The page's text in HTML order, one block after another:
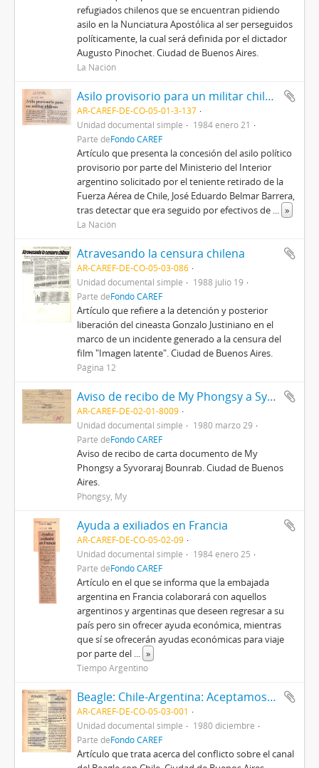
refugiados chilenos que se encuentran pidiendo
asilo en la Nunciatura Apostólica al ser perseguidos
políticamente, la cual será definida por el dictador
Augusto Pinochet. Ciudad de Buenos Aires.
La Nación
Asilo provisorio para un militar chileno
AR-CAREF-DE-CO-05-01-3-137
Unidad documental simple
1984 enero 21
Parte deFondo CAREF
Artículo que presenta la concesión del asilo político
provisorio por parte del Ministerio del Interior
argentino solicitado por el teniente retirado de la
Fuerza Aérea de Chile, José Eduardo Belmar Barrera,
tras detectar que era seguido por efectivos de ... »
La Nación
Atravesando la censura chilena
AR-CAREF-DE-CO-05-03-086
Unidad documental simple
1988 julio 19
Parte deFondo CAREF
Artículo que refiere a la detención y posterior
liberación del cineasta Gonzalo Justiniano en el
marco de un incidente generado a la censura del
film "Imagen latente". Ciudad de Buenos Aires.
Página 12
Aviso de recibo de My Phongsy a Syvoraraj Bounrab
AR-CAREF-DE-02-01-8009
Unidad documental simple
1980 marzo 29
Parte deFondo CAREF
Aviso de recibo de carta documento de My
Phongsy a Syvoraraj Bounrab. Ciudad de Buenos
Aires.
Phongsy, My
Ayuda a exiliados en Francia
AR-CAREF-DE-CO-05-02-09
Unidad documental simple
1984 enero 25
Parte deFondo CAREF
Artículo en el que se informa que la embajada
argentina en Francia colaborará con aquellos
argentinos y argentinas que deseen regresar a su
país pero sin ofrecer ayuda económica, mientras
que sí se ofrecerán ayudas económicas para viaje
por parte del ... »
Tiempo Argentino
Beagle: Chile-Argentina: Aceptamos la paz
AR-CAREF-DE-CO-05-03-001
Unidad documental simple
1980 diciembre
Parte deFondo CAREF
Artículo que trata acerca del conflicto sobre el canal